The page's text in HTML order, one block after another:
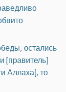
остались
[правитель]
Аллаха], то